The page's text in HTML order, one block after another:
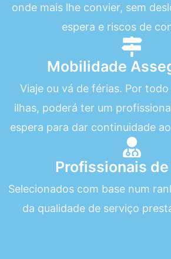
onde mais lhe convier, sem
espera e riscos de
Mobilidade
Viaje ou vá de férias. Por
ilhas, poderá ter um
espera para dar continuidade
Profissionais
Selecionados com base num
da qualidade de serviço